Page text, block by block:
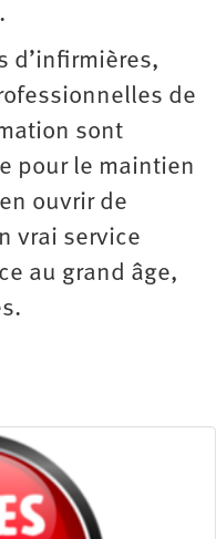
d’infirmières,
de
sont
pour le maintien
ouvrir de
vrai service
au grand âge,